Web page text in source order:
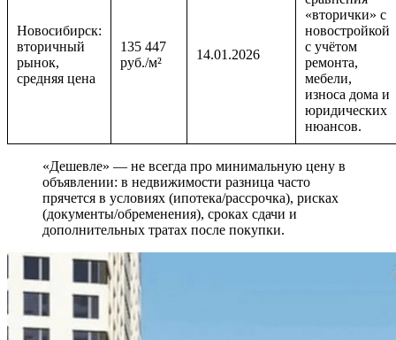
Новосибирск:
вторичный
рынок,
средняя цена
135 447
руб./м²
14.01.2026
«вторички» с
новостройкой
с учётом
ремонта,
мебели,
износа дома и
юридических
нюансов.
«Дешевле» — не всегда про минимальную цену в
объявлении: в недвижимости разница часто
прячется в условиях (ипотека/рассрочка), рисках
(документы/обременения), сроках сдачи и
дополнительных тратах после покупки.